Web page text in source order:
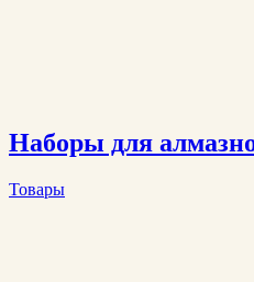
Наборы для
Товары